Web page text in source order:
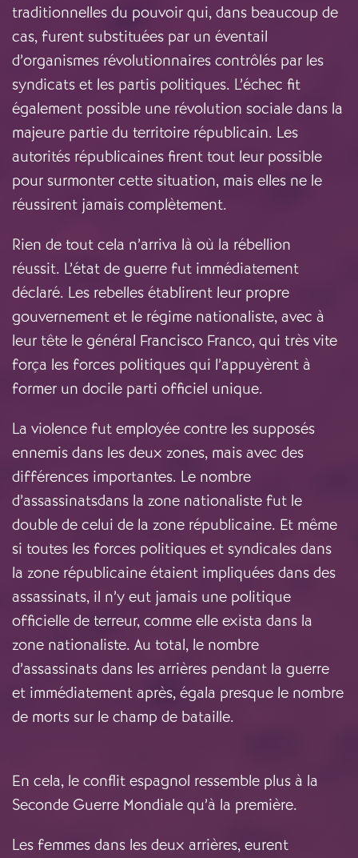
traditionnelles du pouvoir qui, dans beaucoup de
cas, furent substituées par un éventail
d’organismes révolutionnaires contrôlés par les
syndicats et les partis politiques. L’échec fit
également possible une révolution sociale dans la
majeure partie du territoire républicain. Les
autorités républicaines firent tout leur possible
pour surmonter cette situation, mais elles ne le
réussirent jamais complètement.
Rien de tout cela n’arriva là où la rébellion
réussit. L’état de guerre fut immédiatement
déclaré. Les rebelles établirent leur propre
gouvernement et le régime nationaliste, avec à
leur tête le général Francisco Franco, qui très vite
força les forces politiques qui l’appuyèrent à
former un docile parti officiel unique.
La violence fut employée contre les supposés
ennemis dans les deux zones, mais avec des
différences importantes. Le nombre
d’assassinatsdans la zone nationaliste fut le
double de celui de la zone républicaine. Et même
si toutes les forces politiques et syndicales dans
la zone républicaine étaient impliquées dans des
assassinats, il n’y eut jamais une politique
officielle de terreur, comme elle exista dans la
zone nationaliste. Au total, le nombre
d’assassinats dans les arrières pendant la guerre
et immédiatement après, égala presque le nombre
de morts sur le champ de bataille.
En cela, le conflit espagnol ressemble plus à la
Seconde Guerre Mondiale qu’à la première.
Les femmes dans les deux arrières, eurent